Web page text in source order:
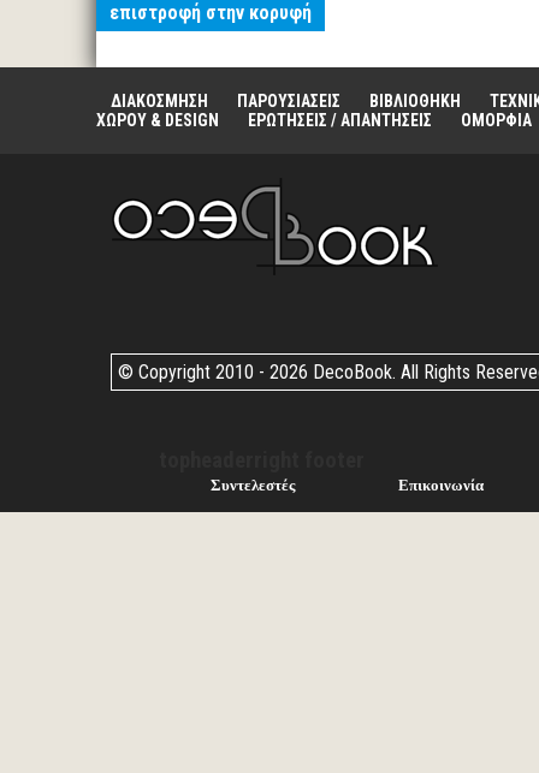
επιστροφή στην κορυφή
ΔΙΑΚΟΣΜΗΣΗ ΠΑΡΟΥΣΙΑΣΕΙΣ ΒΙΒΛΙΟΘΗΚΗ
ΧΩΡΟΥ & DESIGN
ΕΡΩΤΗΣΕΙΣ / ΑΠΑΝΤΗΣΕΙΣ ΟΜΟΡΦΙΑ
© Copyright 2010 - 2026 DecoBook. All Rights
Συντελεστές Επικοινωνία